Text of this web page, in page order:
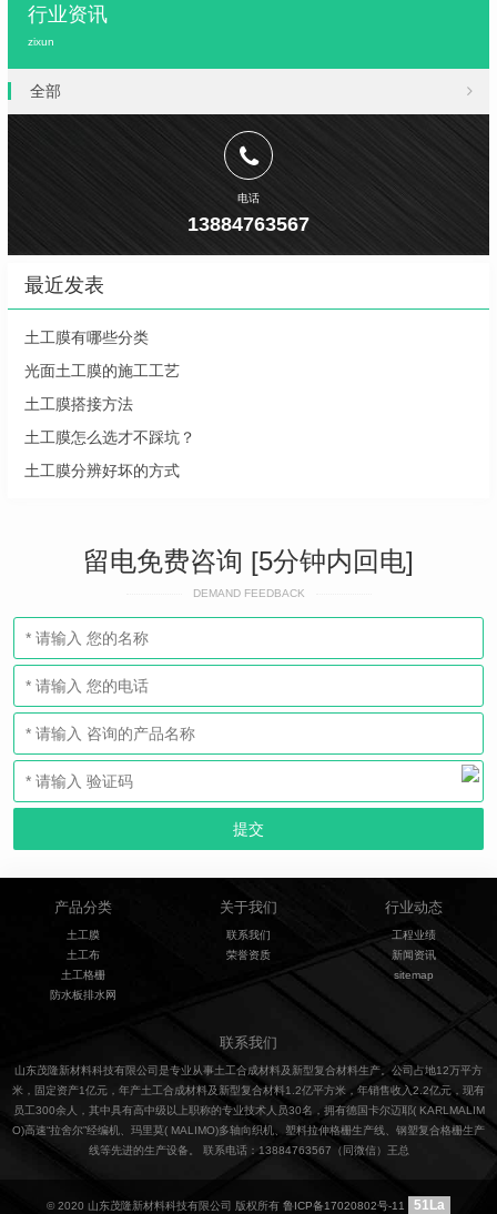
行业资讯
zixun
全部
电话
13884763567
最近发表
土工膜有哪些分类
光面土工膜的施工工艺
土工膜搭接方法
土工膜怎么选才不踩坑？
土工膜分辨好坏的方式
留电免费咨询 [5分钟内回电]
DEMAND FEEDBACK
产品分类
土工膜
土工布
土工格栅
防水板排水网
关于我们
联系我们
荣誉资质
行业动态
工程业绩
新闻资讯
sitemap
联系我们
山东茂隆新材料科技有限公司是专业从事土工合成材料及新型复合材料生产。公司占地12万平方
米，固定资产1亿元，年产土工合成材料及新型复合材料1.2亿平方米，年销售收入2.2亿元，现有
员工300余人，其中具有高中级以上职称的专业技术人员30名，拥有德国卡尔迈耶( KARLMALIM
O)高速“拉舍尔”经编机、玛里莫( MALIMO)多轴向织机、塑料拉伸格栅生产线、钢塑复合格栅生产
线等先进的生产设备。 联系电话：13884763567（同微信）王总
© 2020 山东茂隆新材料科技有限公司 版权所有 鲁ICP备17020802号-11 51La